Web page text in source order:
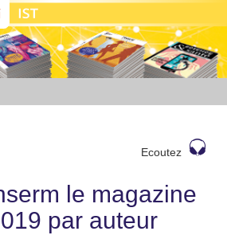
Ecoutez
le magazine
par auteur